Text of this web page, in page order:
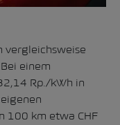
vergleichsweise
einem
Rp./kWh in
100 km etwa CHF